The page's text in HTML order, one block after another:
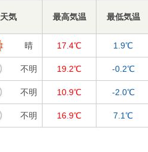
天気 最高気温 最低気温
晴 17.4℃ 1.9℃
不明 19.2℃ -0.2℃
不明 10.9℃ -2.0℃
不明 16.9℃ 7.1℃